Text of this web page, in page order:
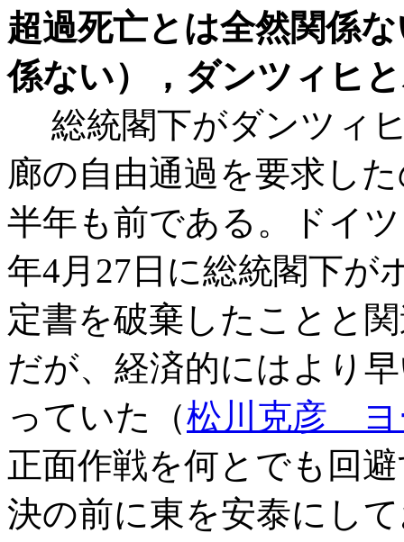
超過死亡とは全然関係
係ない）
，ダンツィヒ
総統閣下がダンツィ
廊の自由通過を要求し
半年も前である。ドイ
年4月27日に総統閣下が
定書を破棄したことと
だが、経済的にはより
っていた（松川克彦 ヨ
正面作戦を何とでも回
決の前に東を安泰にし